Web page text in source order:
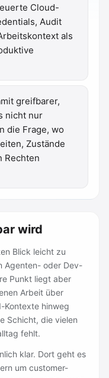
Cloud-
Audit
als
greifbarer,
nicht nur
die Frage, wo
Zustände
Rechten
wird
Blick leicht zu
Agenten- oder Dev-
Punkt liegt aber
Arbeit über
Kontexte hinweg
Schicht, die vielen
fehlt.
klar. Dort geht es
um customer-